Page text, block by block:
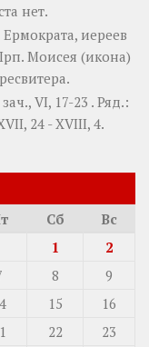
нет.
Ермократа, иереев
Моисея (икона)
VI, 17-23 . Ряд.:
24 - XVIII, 4.
Сб
Вс
1
2
8
9
15
16
22
23